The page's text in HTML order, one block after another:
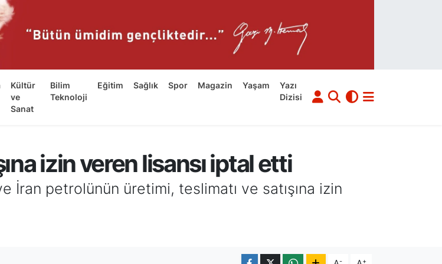
Kültür
ve
Sanat
Bilim
Teknoloji
Eğitim Sağlık Spor Magazin Yaşam
Yazı
Dizisi
izin veren lisansı iptal etti
İran petrolünün üretimi, teslimatı ve satışına izin
- +